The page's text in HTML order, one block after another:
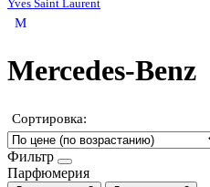
Yves Saint Laurent
M
Mercedes-Benz
Сортировка:
Фильтр
Парфюмерия